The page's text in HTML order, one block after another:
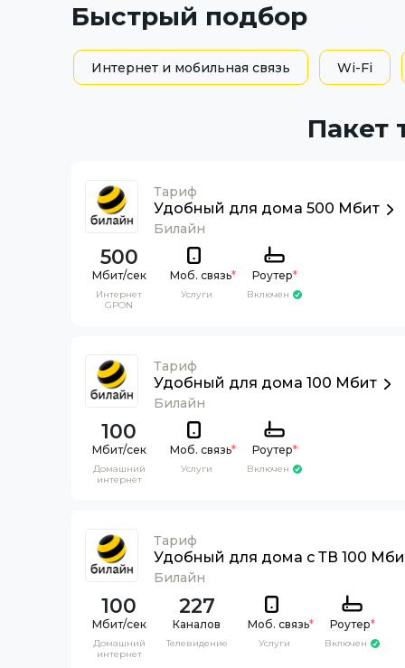
Быстрый подбор
Интернет и мобильная связь Wi-Fi
Пакет
Тариф
Удобный для дома 500 Мбит
Билайн
500
Интернет
GPON
Моб. связь*
Услуги
Роутер*
Включен
Тариф
Удобный для дома 100 Мбит
Билайн
100
Домашний
интернет
Моб. связь*
Услуги
Роутер*
Включен
Тариф
Удобный для дома с ТВ 100
Билайн
100
Домашний
интернет
227
Каналов
Телевидение
Моб. связь*
Услуги
Роутер*
Включен